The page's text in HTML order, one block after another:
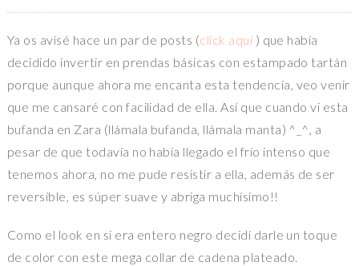
Ya os avisé hace un par de posts (click aquí ) que había
decidido invertir en prendas básicas con estampado tartán
porque aunque ahora me encanta esta tendencia, veo venir
que me cansaré con facilidad de ella. Así que cuando vi esta
bufanda en Zara (llámala bufanda, llámala manta) ^_^, a
pesar de que todavía no había llegado el frío intenso que
tenemos ahora, no me pude resistir a ella, además de ser
reversible, es súper suave y abriga muchísimo!!
Como el look en si era entero negro decidí darle un toque
de color con este mega collar de cadena plateado.